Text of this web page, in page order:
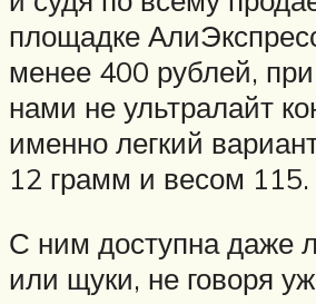
площадке
менее 400 рублей,
нами не ультралайт
именно легкий
12 грамм и весом 115.
С ним доступна даже
или щуки, не говоря